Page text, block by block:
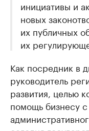
инициативы и
новых
их публичных
их
Как посредник в
руководитель
развития, целью
помощь бизнесу